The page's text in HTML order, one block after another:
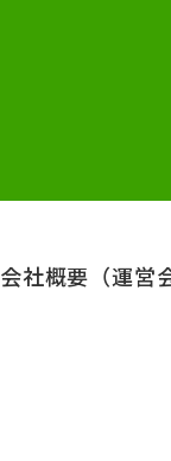
会社概要（運営